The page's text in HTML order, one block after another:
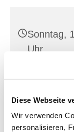
Diese Webseite
Wir verwenden
personalisieren,
Sonntag,
Uhr